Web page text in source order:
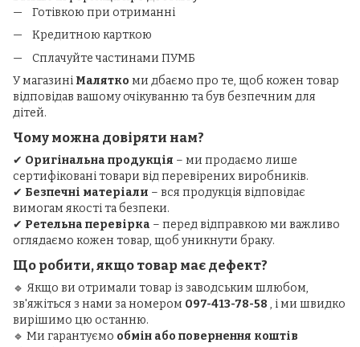
Готівкою при отриманні
Кредитною карткою
Сплачуйте частинами ПУМБ
У магазині Малятко ми дбаємо про те, щоб кожен товар
відповідав вашому очікуванню та був безпечним для
дітей.
Чому можна довіряти нам?
✔ Оригінальна продукція – ми продаємо лише
сертифіковані товари від перевірених виробників.
✔ Безпечні матеріали – вся продукція відповідає
вимогам якості та безпеки.
✔ Ретельна перевірка – перед відправкою ми важливо
оглядаємо кожен товар, щоб уникнути браку.
Що робити, якщо товар має дефект?
🔹 Якщо ви отримали товар із заводським шлюбом,
зв'яжіться з нами за номером 097-413-78-58 , і ми швидко
вирішимо цю останню.
🔹 Ми гарантуємо обмін або повернення коштів